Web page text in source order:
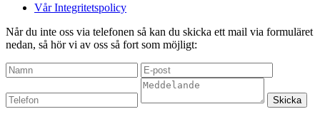
Vår Integritetspolicy
Når du inte oss via telefonen så kan du skicka ett mail via formuläret
nedan, så hör vi av oss så fort som möjligt: